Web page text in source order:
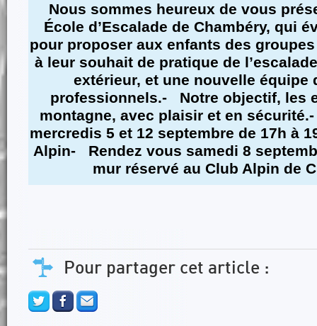
Nous sommes heureux de vous
École d’Escalade de Chambéry, qui
pour proposer aux enfants des
à leur souhait de pratique de
extérieur, et une nouvelle équipe
professionnels.- Notre objectif, les
montagne, avec plaisir et en
mercredis 5 et 12 septembre de 17h à
Alpin- Rendez vous samedi 8
mur réservé au Club Alpin de
Pour partager cet article :